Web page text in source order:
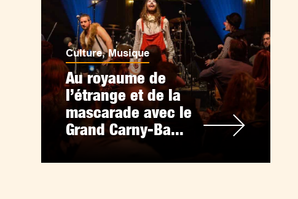
Culture,Musique
Au royaume de
l’étrange et de la
mascarade avec le
Grand Carny-Ba...